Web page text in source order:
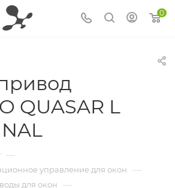
0
QUASAR L
—
управление для окон —
для окон —